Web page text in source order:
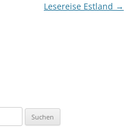
Lesereise Estland →